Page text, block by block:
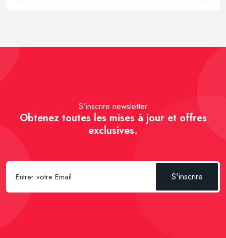
S'inscrire newsletter
Obtenez toutes les mises à jour et offres
exclusives.
S'inscrire